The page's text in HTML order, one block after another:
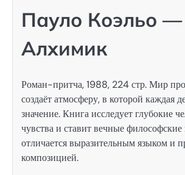
Пауло Коэльо —
Алхимик
Роман-притча, 1988, 224 стр. Мир
создаёт атмосферу, в которой каждая
значение. Книга исследует глубокие
чувства и ставит вечные
отличается выразительным языком и
композицией.